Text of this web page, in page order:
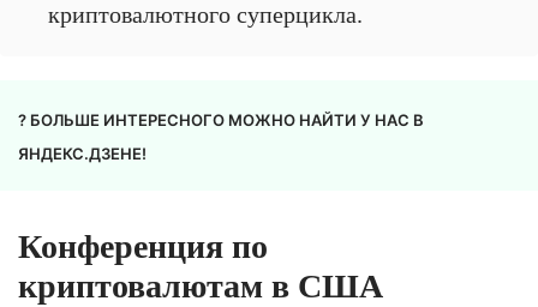
криптовалютного суперцикла.
? БОЛЬШЕ ИНТЕРЕСНОГО МОЖНО НАЙТИ У НАС В
ЯНДЕКС.ДЗЕНЕ!
Конференция по
криптовалютам в США